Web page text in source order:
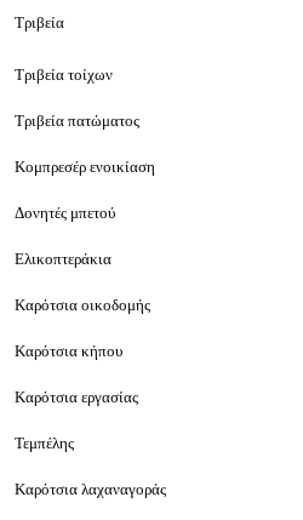
Τριβεία
Τριβεία τοίχων
Τριβεία πατώματος
Κομπρεσέρ ενοικίαση
Δονητές μπετού
Ελικοπτεράκια
Καρότσια οικοδομής
Καρότσια κήπου
Καρότσια εργασίας
Τεμπέλης
Καρότσια λαχαναγοράς